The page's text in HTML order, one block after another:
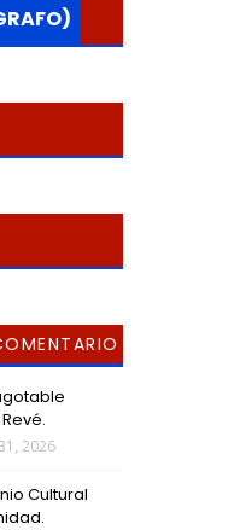
2026
Cultural